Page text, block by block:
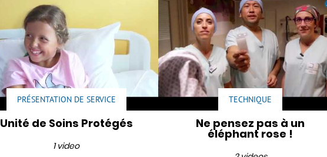
PRÉSENTATION DE SERVICE
Unité de Soins Protégés
1 video
TECHNIQUE
Ne pensez pas à un
éléphant rose !